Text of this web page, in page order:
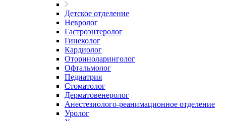
Детское отделение
Невролог
Гастроэнтеролог
Гинеколог
Кардиолог
Оториноларинголог
Офтальмолог
Педиатрия
Стоматолог
Дерматовенеролог
Анестезиолого-реанимационное отделение
Уролог